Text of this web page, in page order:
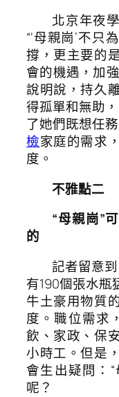
北京年夜
“‘母親崗’不只
撐，更主要的
會的機遇，加
說明說，持久
得孤單和無助
了她們既想任
檢家庭的需求
度。
不雅點二
“母親崗”
的
記者留意
有190個張水瓶
牛土豪用物質
度。職位需求
飲、家政、保
小時工。但是
會生出疑問：“
呢？